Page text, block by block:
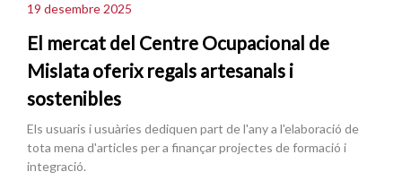
19 desembre 2025
El mercat del Centre Ocupacional de
Mislata oferix regals artesanals i
sostenibles
Els usuaris i usuàries dediquen part de l'any a l'elaboració de
tota mena d'articles per a finançar projectes de formació i
integració.